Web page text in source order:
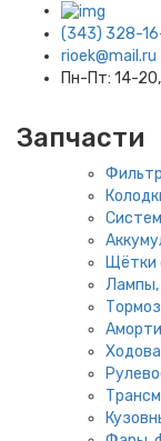
(343) 328-
rioek@mail.ru
Пн-Пт: 14-
Запчасти
Щётки
Лампы,